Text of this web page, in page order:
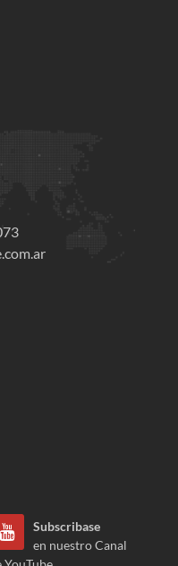
Subscribase
en nuestro Canal